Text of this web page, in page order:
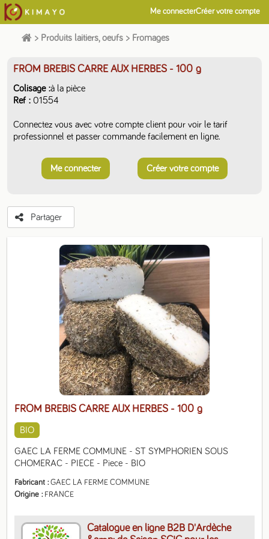
Me connecterCréer votre compte
> Produits laitiers, oeufs > Fromages
FROM BREBIS CARRE AUX HERBES - 100 g
BIO
GAEC LA FERME COMMUNE - ST SYMPHORIEN SOUS
CHOMERAC - PIECE - Piece - BIO
Fabricant
GAEC LA FERME COMMUNE
Origine
FRANCE
Catalogue en ligne B2B D'Ardèche
FROM BREBIS CARRE AUX HERBES - 100 g
Colisage à la pièce
Ref
01554
Connectez vous avec votre compte client pour voir le tarif
professionnel et passer commande facilement en ligne.
Me connecter Créer votre compte
Partager